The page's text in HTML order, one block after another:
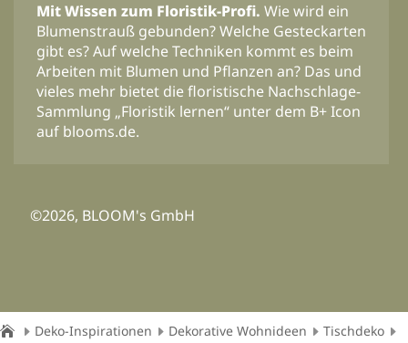
Mit Wissen zum Floristik-Profi. Wie wird ein
Blumenstrauß gebunden? Welche Gesteckarten
gibt es? Auf welche Techniken kommt es beim
Arbeiten mit Blumen und Pflanzen an? Das und
vieles mehr bietet die floristische Nachschlage-
Sammlung „Floristik lernen“ unter dem B+ Icon
auf blooms.de.
©2026, BLOOM's GmbH
Deko-Inspirationen Dekorative Wohnideen Tischdeko